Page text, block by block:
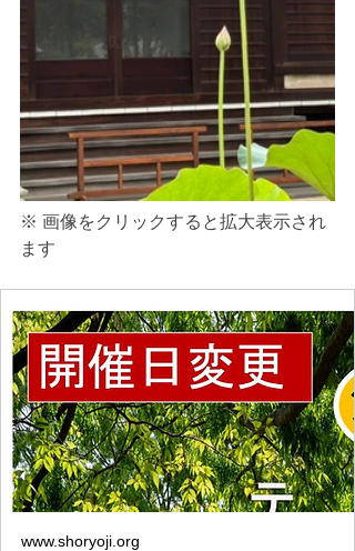
※ 画像をクリックすると拡大表示され
ます
www.shoryoji.org